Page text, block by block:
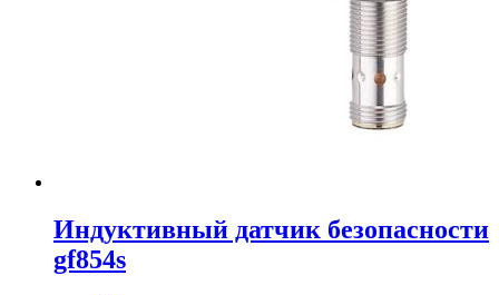
Индуктивный датчик безопасности
gf854s